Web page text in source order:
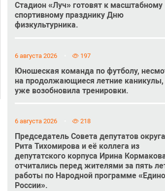
Стадион «Луч» готовят к масштабному
спортивному празднику Дню
физкультурника.
6 августа 2026 197
Юношеская команда по футболу,
на продолжающиеся летние каникулы,
уже возобновила тренировки.
6 августа 2026 218
Председатель Совета депутатов округа
Рита Тихомирова и её коллега из
депутатского корпуса Ирина
отчитались перед жителями за пять
работы по Народной программе
России».